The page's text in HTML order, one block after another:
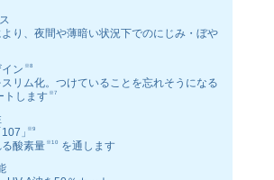
り、夜間や薄暗い状況下でのにじみ・ぼや
ン ※8
リム化。つけていることを忘れそうになる
トします ※7
107」※9
酸素量 ※10
を通します